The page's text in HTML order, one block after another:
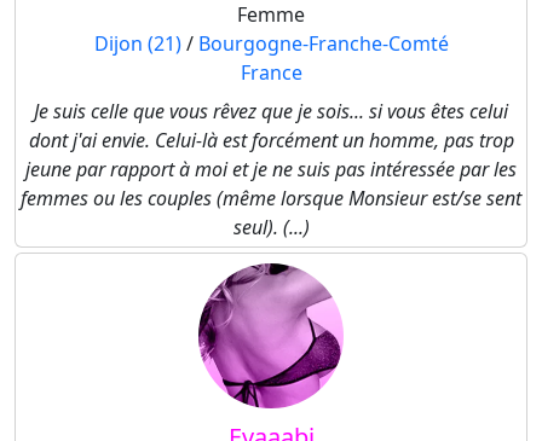
Femme
Dijon (21)/ Bourgogne-Franche-Comté
France
Je suis celle que vous rêvez que je sois... si vous êtes celui
dont j'ai envie. Celui-là est forcément un homme, pas trop
jeune par rapport à moi et je ne suis pas intéressée par les
femmes ou les couples (même lorsque Monsieur est/se sent
seul). (...)